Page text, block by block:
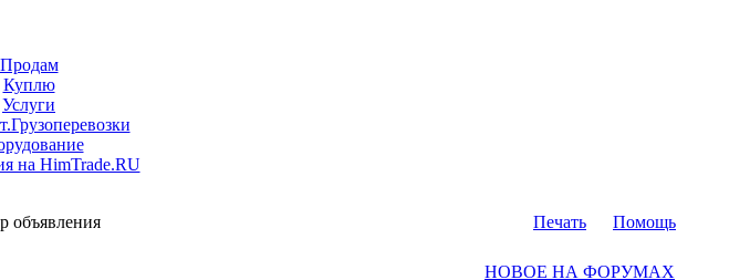
Продам
Куплю
Услуги
на HimTrade.RU
объявления Печать Помощь
НОВОЕ НА ФОРУМАХ